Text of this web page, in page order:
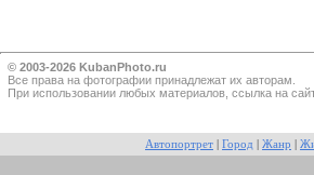
© 2003-2026 KubanPhoto.ru
Все прaва на фотографии принадлежат их авторам.
При использовании любых материалов, ссылка на
Автопортрет Город Жанр